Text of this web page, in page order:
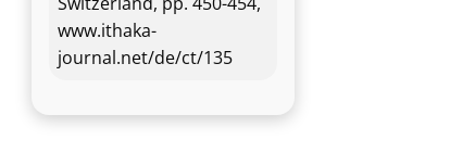
www.ithaka-
journal.net/de/ct/135